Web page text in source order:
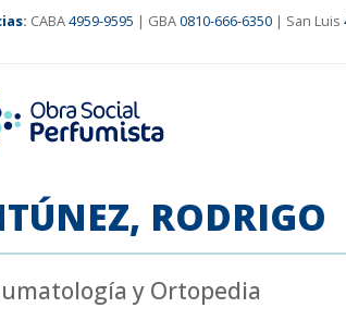
: CABA4959-9595 | GBA0810-666-6350 | San Luis
RODRIGO
y Ortopedia